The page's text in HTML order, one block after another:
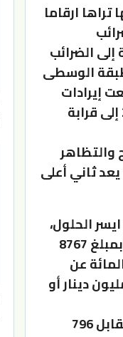
ارقاما
إلى الضرائب
الوسطى
إيرادات
الضرائب على المحروقات من قرابة 463 مليون دينار في عام 2015 إلى قرابة
والتظاهر
ثاني أعلى
الحلول،
هي الضرائب والرسوم ، وقد قدرت الإيرادات المحلية لعام 2023 بمبلغ 8767
مقدارها 829 مليون دينار أو ما نسبته 10.4 بالمائة عن
2022،حيث سترتفع الإيرادات الضريبية بنحو 696 مليون دينار أو
فيما قدرت المنح الخارجية بنحو 802 مليون دينار في عام 2023 مقابل 796